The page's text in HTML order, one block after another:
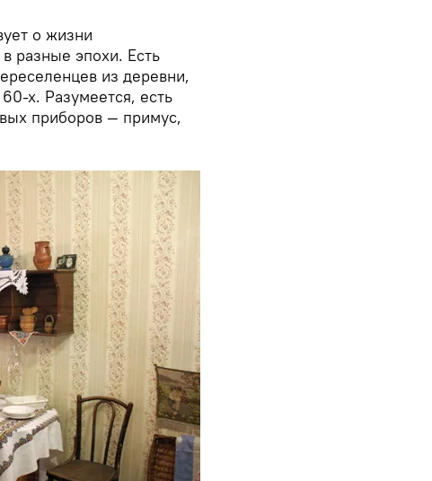
о жизни
разные эпохи. Есть
из деревни,
х. Разумеется, есть
приборов — примус,